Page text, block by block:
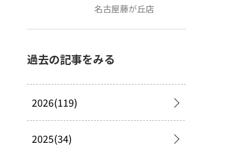
名古屋藤が丘店
過去の記事をみる
2026(119)
2025(34)